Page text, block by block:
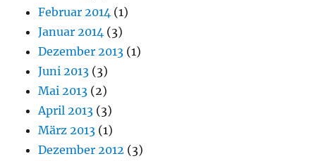
Februar 2014 (1)
Januar 2014 (3)
Dezember 2013 (1)
Juni 2013 (3)
Mai 2013 (2)
April 2013 (3)
März 2013 (1)
Dezember 2012 (3)